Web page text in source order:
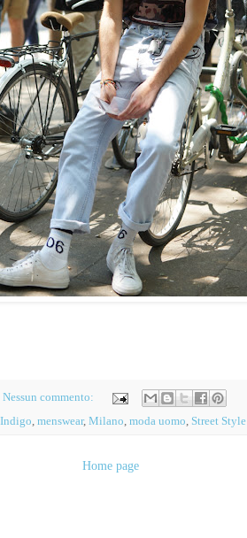
Nessun commento:
Indigo, menswear, Milano, moda uomo, Street Style
Home page